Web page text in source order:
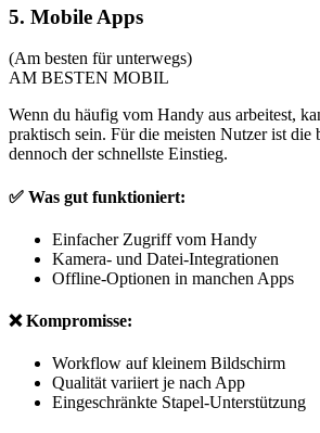
5. Mobile Apps
(Am besten für unterwegs)
AM BESTEN MOBIL
Wenn du häufig vom Handy aus arbeitest,
praktisch sein. Für die meisten Nutzer ist die
dennoch der schnellste Einstieg.
✅ Was gut funktioniert:
Einfacher Zugriff vom Handy
Kamera- und Datei-Integrationen
Offline-Optionen in manchen Apps
❌ Kompromisse:
Workflow auf kleinem Bildschirm
Qualität variiert je nach App
Eingeschränkte Stapel-Unterstützung